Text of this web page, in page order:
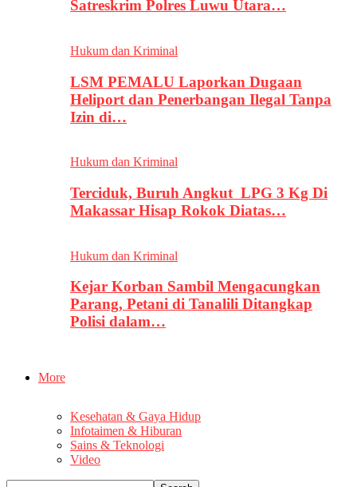
Satreskrim Polres Luwu Utara…
Hukum dan Kriminal
LSM PEMALU Laporkan Dugaan
Heliport dan Penerbangan Ilegal Tanpa
Izin di…
Hukum dan Kriminal
Terciduk, Buruh Angkut LPG 3 Kg Di
Makassar Hisap Rokok Diatas…
Hukum dan Kriminal
Kejar Korban Sambil Mengacungkan
Parang, Petani di Tanalili Ditangkap
Polisi dalam…
More
Kesehatan & Gaya Hidup
Infotaimen & Hiburan
Sains & Teknologi
Video